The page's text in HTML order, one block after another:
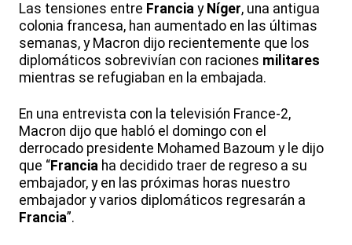
Las tensiones entre Francia y Níger, una antigua
colonia francesa, han aumentado en las últimas
semanas, y Macron dijo recientemente que los
diplomáticos sobrevivían con raciones militares
mientras se refugiaban en la embajada.
En una entrevista con la televisión France-2,
Macron dijo que habló el domingo con el
derrocado presidente Mohamed Bazoum y le dijo
que “Francia ha decidido traer de regreso a su
embajador, y en las próximas horas nuestro
embajador y varios diplomáticos regresarán a
Francia”.